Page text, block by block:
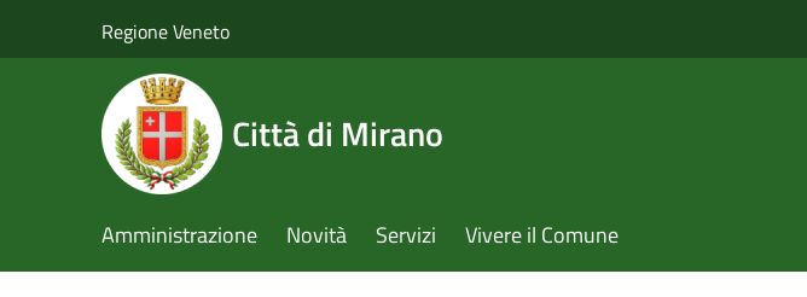
Regione Veneto
Città di Mirano
Amministrazione Novità Servizi Vivere il Comune